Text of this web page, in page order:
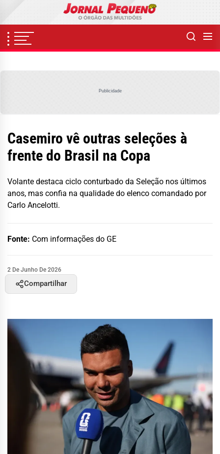
content
Publicidade
Casemiro vê outras seleções à
frente do Brasil na Copa
Volante destaca ciclo conturbado da Seleção nos últimos
anos, mas confia na qualidade do elenco comandado por
Carlo Ancelotti.
Fonte: Com informações do GE
2 De Junho De 2026
Compartilhar